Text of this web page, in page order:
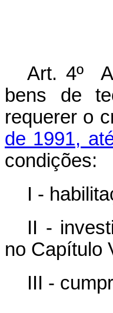
Art. 4º
bens de
requerer o
de 1991,
condições:
I -
II -
no Capítulo
III -